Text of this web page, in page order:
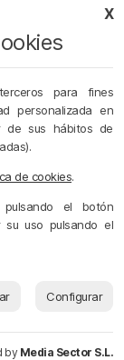
X
para fines
personalizada en
de sus hábitos de
de cookies.
el botón
su uso pulsando el
Configurar
by Media Sector S.L.